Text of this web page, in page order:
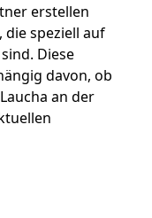
erstellen
speziell auf
Diese
davon, ob
an der